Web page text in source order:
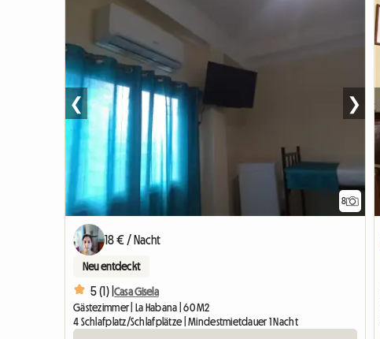
8
❮ ❯
18 € / Nacht
Neu entdeckt
5 (1) |Casa Gisela
Gästezimmer | La Habana | 60 M2
4 Schlafplatz/Schlafplätze | Mindestmietdauer 1 Nacht